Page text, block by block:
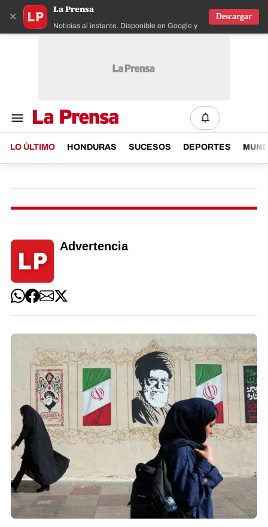
×
La Prensa
Noticias al instante. Disponible en Google y IOS
Descargar
LO ÚLTIMO HONDURAS SUCESOS DEPORTES
Advertencia